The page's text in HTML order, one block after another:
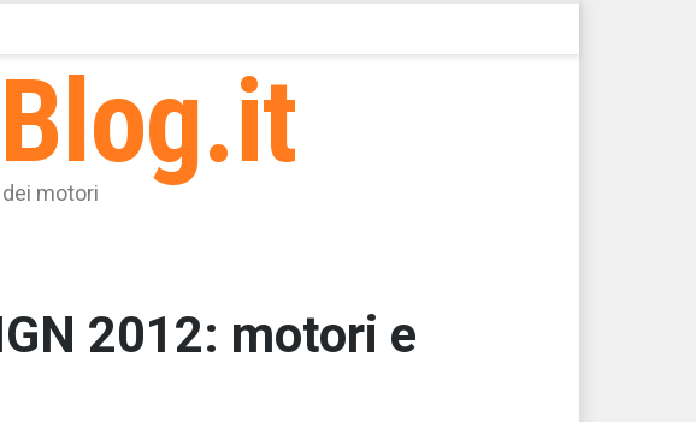
Blog.it
motori
2012: motori e